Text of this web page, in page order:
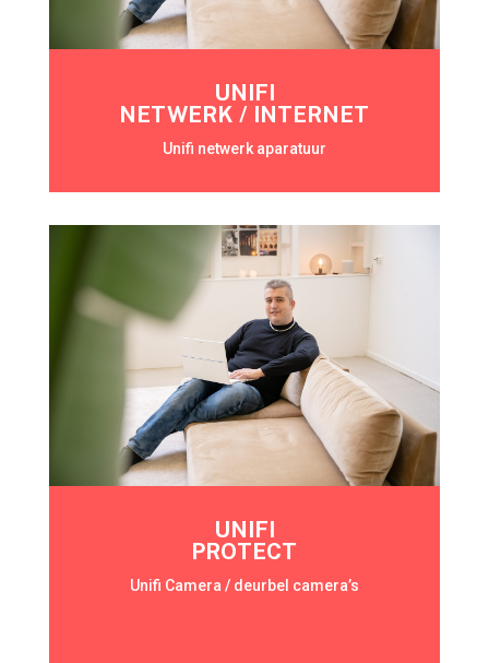
UNIFI
NETWERK / INTERNET
Unifi netwerk aparatuur
UNIFI
PROTECT
Unifi Camera / deurbel camera’s